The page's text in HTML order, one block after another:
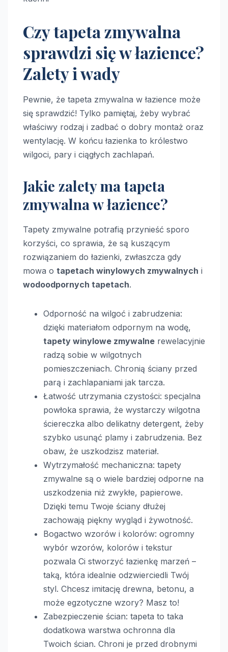
Czy tapeta zmywalna
sprawdzi się w łazience?
Zalety i wady
Pewnie, że tapeta zmywalna w łazience może
się sprawdzić! Tylko pamiętaj, żeby wybrać
właściwy rodzaj i zadbać o dobry montaż oraz
wentylację. W końcu łazienka to królestwo
wilgoci, pary i ciągłych zachlapań.
Jakie zalety ma tapeta
zmywalna w łazience?
Tapety zmywalne potrafią przynieść sporo
korzyści, co sprawia, że są kuszącym
rozwiązaniem do łazienki, zwłaszcza gdy
mowa o tapetach winylowych zmywalnych i
wodoodpornych tapetach.
Odporność na wilgoć i zabrudzenia:
dzięki materiałom odpornym na wodę,
tapety winylowe zmywalne rewelacyjnie
radzą sobie w wilgotnych
pomieszczeniach. Chronią ściany przed
parą i zachlapaniami jak tarcza.
Łatwość utrzymania czystości: specjalna
powłoka sprawia, że wystarczy wilgotna
ściereczka albo delikatny detergent, żeby
szybko usunąć plamy i zabrudzenia. Bez
obaw, że uszkodzisz materiał.
Wytrzymałość mechaniczna: tapety
zmywalne są o wiele bardziej odporne na
uszkodzenia niż zwykłe, papierowe.
Dzięki temu Twoje ściany dłużej
zachowają piękny wygląd i żywotność.
Bogactwo wzorów i kolorów: ogromny
wybór wzorów, kolorów i tekstur
pozwala Ci stworzyć łazienkę marzeń –
taką, która idealnie odzwierciedli Twój
styl. Chcesz imitację drewna, betonu, a
może egzotyczne wzory? Masz to!
Zabezpieczenie ścian: tapeta to taka
dodatkowa warstwa ochronna dla
Twoich ścian. Chroni je przed drobnymi